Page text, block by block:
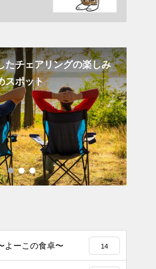
群の高耐久大容量ザック セロト
グホーン
よーこの食卓〜 14